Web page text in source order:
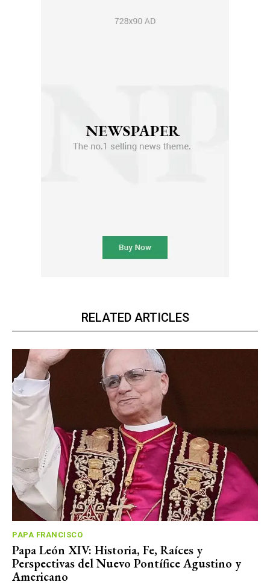
RELATED ARTICLES
PAPA FRANCISCO
Papa León XIV: Historia, Fe, Raíces y
Perspectivas del Nuevo Pontífice Agustino y
Americano